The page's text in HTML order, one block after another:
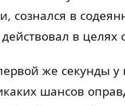
сознался в
действовал в целях
же секунды у
шансов